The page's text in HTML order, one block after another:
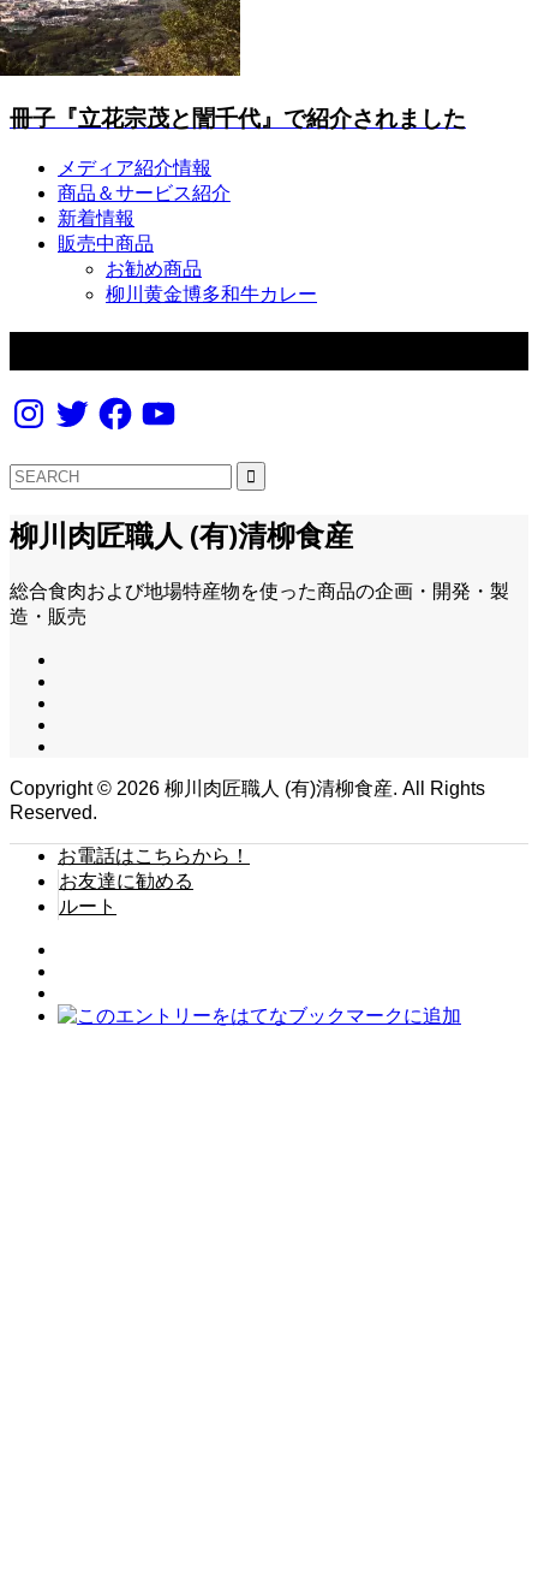
冊子『立花宗茂と誾千代』で紹介されました
メディア紹介情報
商品＆サービス紹介
新着情報
販売中商品
お勧め商品
柳川黄金博多和牛カレー
Instagram
TwitterFacebookYouTube
柳川肉匠職人 (有)清柳食産
総合食肉および地場特産物を使った商品の企画・開発・製
造・販売
Copyright © 2026 柳川肉匠職人 (有)清柳食産. All Rights
Reserved.
お電話はこちらから！
お友達に勧める
ルート